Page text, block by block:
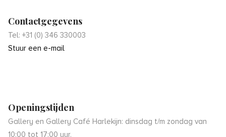
Contactgegevens
Tel: +31 (0) 346 330003
Stuur een e-mail
Openingstijden
Gallery en Gallery Café Harlekijn: dinsdag t/m zondag van
10:00 tot 17:00 uur.